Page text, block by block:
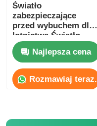
Światło
zabezpieczające
przed wybuchem dla
lotnictwa Światło
zabezpieczające dla
samolotów Światło
ostrzegawcze Światło
słoneczne Światło
zabezpieczające
Najlepsza cena
Rozmawiaj teraz.